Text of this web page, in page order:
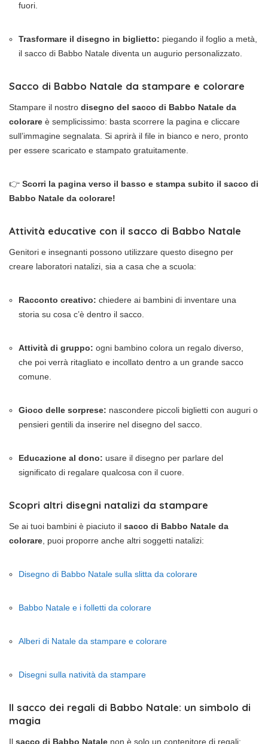
fuori.
Trasformare il disegno in biglietto: piegando il foglio a metà,
il sacco di Babbo Natale diventa un augurio personalizzato.
Sacco di Babbo Natale da stampare e colorare
Stampare il nostro disegno del sacco di Babbo Natale da
colorare è semplicissimo: basta scorrere la pagina e cliccare
sull’immagine segnalata. Si aprirà il file in bianco e nero, pronto
per essere scaricato e stampato gratuitamente.
👉 Scorri la pagina verso il basso e stampa subito il sacco di
Babbo Natale da colorare!
Attività educative con il sacco di Babbo Natale
Genitori e insegnanti possono utilizzare questo disegno per
creare laboratori natalizi, sia a casa che a scuola:
Racconto creativo: chiedere ai bambini di inventare una
storia su cosa c’è dentro il sacco.
Attività di gruppo: ogni bambino colora un regalo diverso,
che poi verrà ritagliato e incollato dentro a un grande sacco
comune.
Gioco delle sorprese: nascondere piccoli biglietti con auguri o
pensieri gentili da inserire nel disegno del sacco.
Educazione al dono: usare il disegno per parlare del
significato di regalare qualcosa con il cuore.
Scopri altri disegni natalizi da stampare
Se ai tuoi bambini è piaciuto il sacco di Babbo Natale da
colorare, puoi proporre anche altri soggetti natalizi:
Disegno di Babbo Natale sulla slitta da colorare
Babbo Natale e i folletti da colorare
Alberi di Natale da stampare e colorare
Disegni sulla natività da stampare
Il sacco dei regali di Babbo Natale: un simbolo di
magia
Il sacco di Babbo Natale non è solo un contenitore di regali: